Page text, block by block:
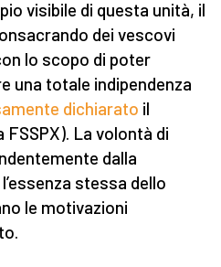
visibile di questa unità, il
dei vescovi
lo scopo di poter
una totale indipendenza
dichiarato il
La volontà di
dalla
stessa dello
le motivazioni